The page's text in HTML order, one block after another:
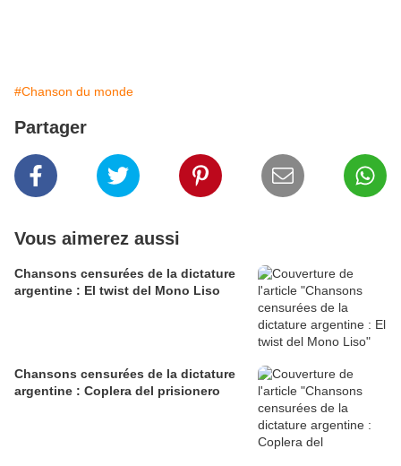
#Chanson du monde
Partager
Vous aimerez aussi
Chansons censurées de la dictature
argentine : El twist del Mono Liso
Chansons censurées de la dictature
argentine : Coplera del prisionero